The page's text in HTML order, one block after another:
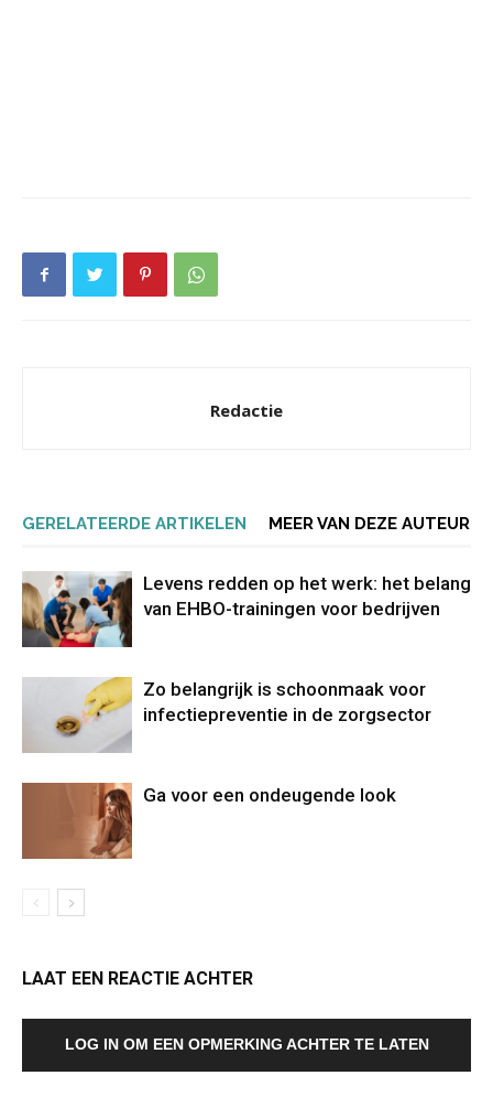
Redactie
GERELATEERDE ARTIKELEN MEER VAN DEZE AUTEUR
Levens redden op het werk: het belang
van EHBO-trainingen voor bedrijven
Zo belangrijk is schoonmaak voor
infectiepreventie in de zorgsector
Ga voor een ondeugende look
LAAT EEN REACTIE ACHTER
LOG IN OM EEN OPMERKING ACHTER TE LATEN